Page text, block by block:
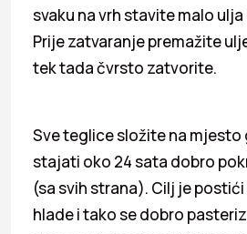
svaku na vrh stavite malo
Prije zatvaranje premažite
tek tada čvrsto zatvorite.
Sve teglice složite na mjesto
stajati oko 24 sata dobro
(sa svih strana). Cilj je
hlade i tako se dobro